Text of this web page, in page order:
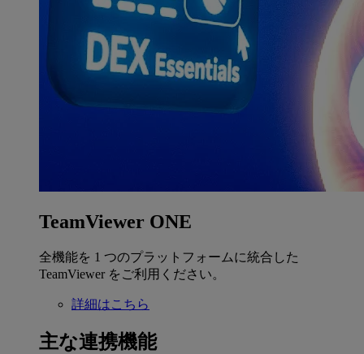
TeamViewer ONE
全機能を 1 つのプラットフォームに統合した
TeamViewer をご利用ください。
詳細はこちら
主な連携機能